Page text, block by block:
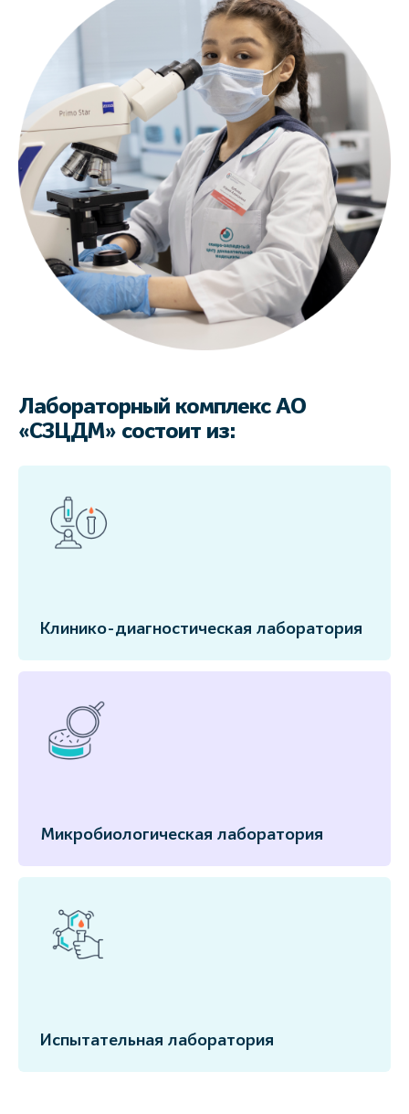
Лабораторный комплекс АО
«СЗЦДМ» состоит из:
Клинико-диагностическая лаборатория
Микробиологическая лаборатория
Испытательная лаборатория